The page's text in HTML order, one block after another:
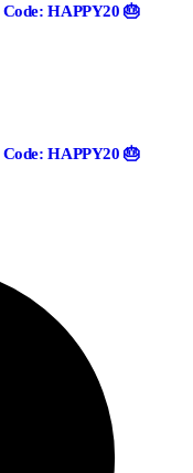
Code: HAPPY20🎂
Code: HAPPY20🎂